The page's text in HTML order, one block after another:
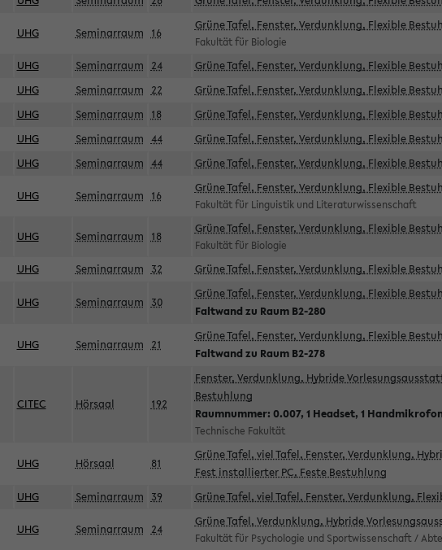
UHG Seminarraum 16
Grüne Tafel, Fenster, Verdunklung, Flexible
Fakultät für Biologie
UHG Seminarraum 24 Grüne Tafel, Fenster, Verdunklung, Flexible
UHG Seminarraum 22 Grüne Tafel, Fenster, Verdunklung, Flexible
UHG Seminarraum 18 Grüne Tafel, Fenster, Verdunklung, Flexible
UHG Seminarraum 44 Grüne Tafel, Fenster, Verdunklung, Flexible
UHG Seminarraum 44 Grüne Tafel, Fenster, Verdunklung, Flexible
UHG Seminarraum 16
Grüne Tafel, Fenster, Verdunklung, Flexible
Fakultät für Linguistik und Literaturwissenschaft
UHG Seminarraum 18
Grüne Tafel, Fenster, Verdunklung, Flexible
Fakultät für Biologie
UHG Seminarraum 32 Grüne Tafel, Fenster, Verdunklung, Flexible
UHG Seminarraum 30
Grüne Tafel, Fenster, Verdunklung, Flexible
Faltwand zu Raum B2-280
UHG Seminarraum 21
Grüne Tafel, Fenster, Verdunklung, Flexible
Faltwand zu Raum B2-278
CITEC Hörsaal 192
Fenster, Verdunklung, Hybride
Bestuhlung
Raumnummer: 0.007, 1 Headset, 1
Technische Fakultät
UHG Hörsaal 81
Grüne Tafel, viel Tafel, Fenster, Verdunklung,
Fest installierter PC, Feste Bestuhlung
UHG Seminarraum 39 Grüne Tafel, viel Tafel, Fenster, Verdunklung,
UHG Seminarraum 24
Grüne Tafel, Verdunklung, Hybride
Fakultät für Psychologie und Sportwissenschaft /